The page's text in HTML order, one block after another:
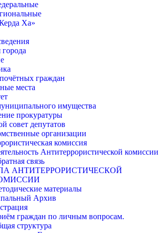
Ха»
граждан
места
имущества
прокуратуры
совет депутатов
организации
комиссия
Антитеррористической комиссии
связь
АНТИТЕРРОРИСТИЧЕСКОЙ
материалы
Архив
граждан по личным вопросам.
структура